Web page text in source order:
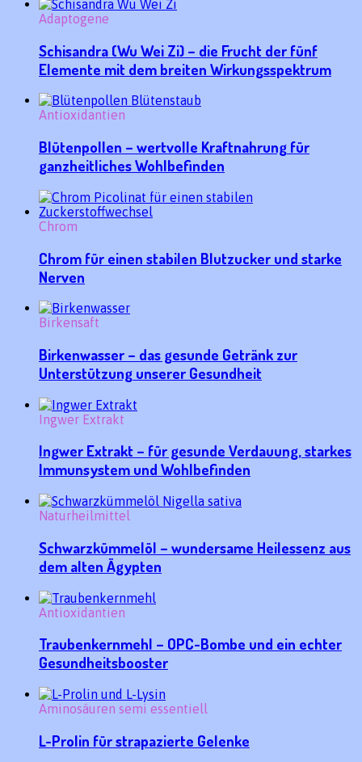
Adaptogene
Schisandra (Wu Wei Zi) – die Frucht der fünf
Elemente mit dem breiten Wirkungsspektrum
Antioxidantien
Blütenpollen – wertvolle Kraftnahrung für
ganzheitliches Wohlbefinden
Chrom
Chrom für einen stabilen Blutzucker und starke
Nerven
Birkensaft
Birkenwasser – das gesunde Getränk zur
Unterstützung unserer Gesundheit
Ingwer Extrakt
Ingwer Extrakt – für gesunde Verdauung, starkes
Immunsystem und Wohlbefinden
Naturheilmittel
Schwarzkümmelöl – wundersame Heilessenz aus
dem alten Ägypten
Antioxidantien
Traubenkernmehl – OPC-Bombe und ein echter
Gesundheitsbooster
Aminosäuren semi essentiell
L-Prolin für strapazierte Gelenke